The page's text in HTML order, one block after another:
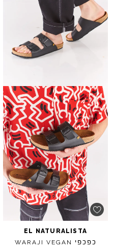
EL NATURALISTA
כפכפי WARAJI VEGAN